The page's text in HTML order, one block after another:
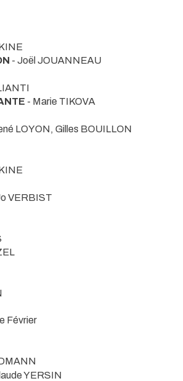
- Joël JOUANNEAU
- Marie TIKOVA
LOYON, Gilles BOUILLON
VERBIST
Février
YERSIN